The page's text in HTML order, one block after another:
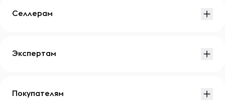
Селлерам
Экспертам
Покупателям